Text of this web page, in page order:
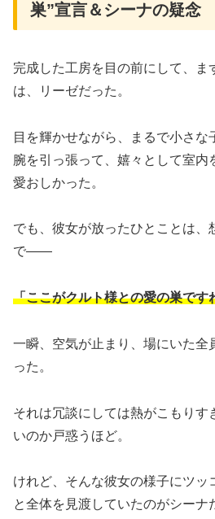
巣”宣言＆シーナの疑念
完成した工房を目の前にして、ま
は、リーゼだった。
目を輝かせながら、まるで小さ
腕を引っ張って、嬉々として室内
愛おしかった。
でも、彼女が放ったひとことは、
で——
「ここがクルト様との愛の巣です
一瞬、空気が止まり、場にいた全
った。
それは冗談にしては熱がこもりす
いのか戸惑うほど。
けれど、そんな彼女の様子にツッ
と全体を見渡していたのがシーナ